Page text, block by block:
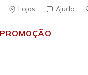
Lojas Ajuda
PROMOÇÃO